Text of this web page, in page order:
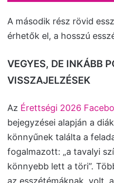
A második rész rövid
érhetők el, a hosszú
VEGYES, DE INKÁBB
VISSZAJELZÉSEK
Az Érettségi 2026
bejegyzései alapján a
könnyűnek találta a
fogalmazott: „a tavalyi
könnyebb lett a töri”.
az esszétémáknak, volt,